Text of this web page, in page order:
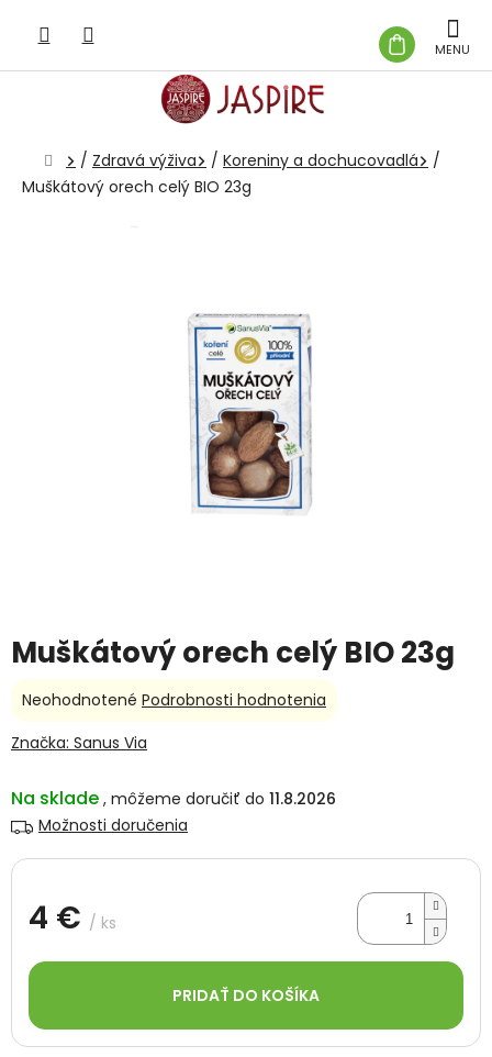
obsah
KOŠÍK
Domov
/ Zdravá výživa / Koreniny a dochucovadlá
/
Muškátový orech celý BIO 23g
Muškátový orech celý BIO 23g
Na sklade
11.8.2026
Možnosti doručenia
4 € / ks
cena:
PRIDAŤ DO KOŠÍKA
Priemerné
produktu
z
5
Neohodnotené Podrobnosti hodnotenia
Značka: Sanus Via